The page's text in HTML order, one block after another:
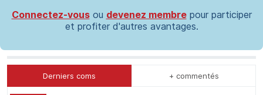
Connectez-vousou devenez membrepour participer
et profiter d'autres avantages.
Derniers coms + commentés